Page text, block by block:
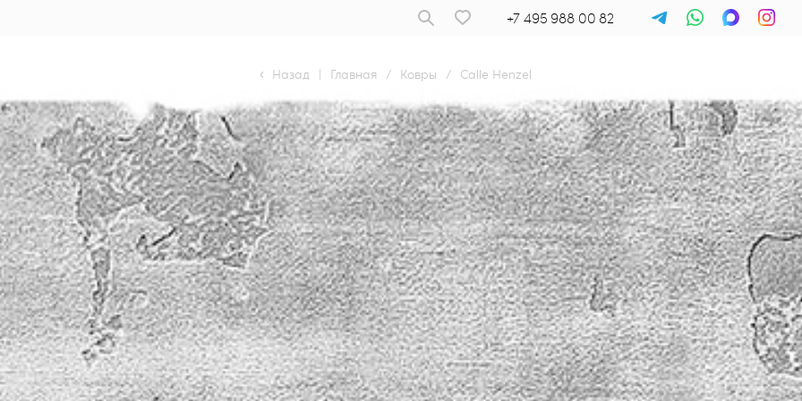
+7 495 988 00 82
Назад | Главная / Ковры / Calle Henzel